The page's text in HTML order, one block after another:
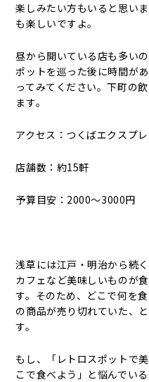
楽しみたい方もいると思い
も楽しいですよ。
昼から開いている店も多い
ポットを巡った後に時間が
ってみてください。下町の
ます。
アクセス：つくばエクスプ
店舗数：約15軒
予算目安：2000～3000円
浅草には江戸・明治から続
カフェなど美味しいものが
す。そのため、どこで何を
の商品が売り切れていた、
す。
もし、「レトロスポットで
こで食べよう」と悩んでい